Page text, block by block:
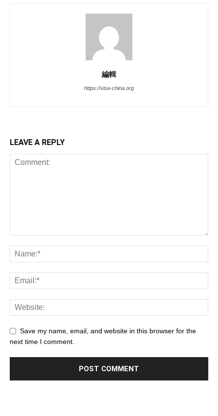
編輯
https://visa-china.org
LEAVE A REPLY
Save my name, email, and website in this browser for the
next time I comment.